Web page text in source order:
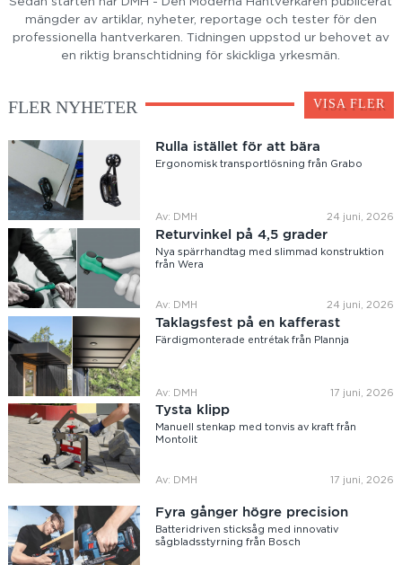
mängder av artiklar, nyheter, reportage och tester för den
professionella hantverkaren. Tidningen uppstod ur behovet av
en riktig branschtidning för skickliga yrkesmän.
FLER NYHETER VISA FLER
Rulla istället för att bära
Ergonomisk transportlösning från Grabo
Av: DMH 24 juni, 2026
Returvinkel på 4,5 grader
Nya spärrhandtag med slimmad konstruktion
från Wera
Av: DMH 24 juni, 2026
Taklagsfest på en kafferast
Färdigmonterade entrétak från Plannja
Av: DMH 17 juni, 2026
Tysta klipp
Manuell stenkap med tonvis av kraft från
Montolit
Av: DMH 17 juni, 2026
Fyra gånger högre precision
Batteridriven sticksåg med innovativ
sågbladsstyrning från Bosch